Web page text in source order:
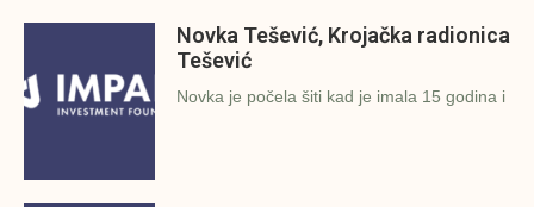
Novka Tešević, Krojačka radionica
Tešević
Novka je počela šiti kad je imala 15 godina i